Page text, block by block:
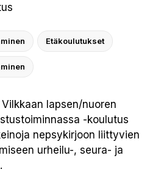
Etäkoulutukset
lapsen/nuoren
-koulutus
nepsykirjoon liittyvien
urheilu-, seura- ja